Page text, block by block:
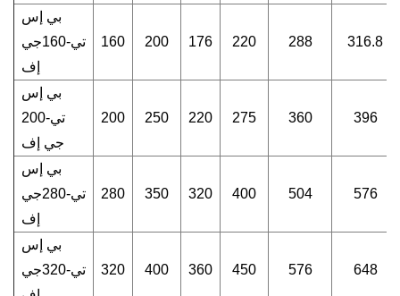
بي إس
تي-160جي
إف
160 200 176 220 288 316.8
بي إس
تي-200
جي إف
200 250 220 275 360 396
بي إس
تي-280جي
إف
280 350 320 400 504 576
بي إس
تي-320جي
320 400 360 450 576 648